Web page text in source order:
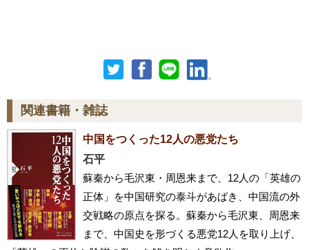
関連書籍・雑誌
中国をつくった12人の悪党たち
石平
蘇秦から毛沢東・周恩来まで、12人の「英雄の
正体」を中国研究の泰斗があばき、中国流の外
交戦略の原点を探る。蘇秦から毛沢東、周恩来
まで、中国史を形づくる悪党12人を取り上げ、